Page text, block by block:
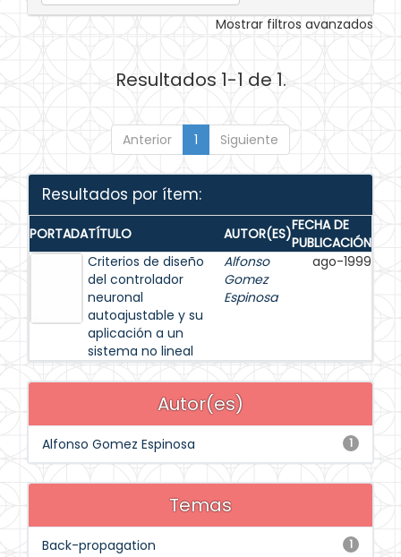
Mostrar filtros avanzados
Resultados 1-1 de 1.
Anterior 1 Siguiente
Resultados por ítem:
PORTADATÍTULO AUTOR(ES)FECHA DE
PUBLICACIÓN
Criterios de diseño
del controlador
neuronal
autoajustable y su
aplicación a un
sistema no lineal
Alfonso
Gomez
Espinosa
ago-1999
Autor(es)
1
Alfonso Gomez Espinosa
Temas
1
Back-propagation